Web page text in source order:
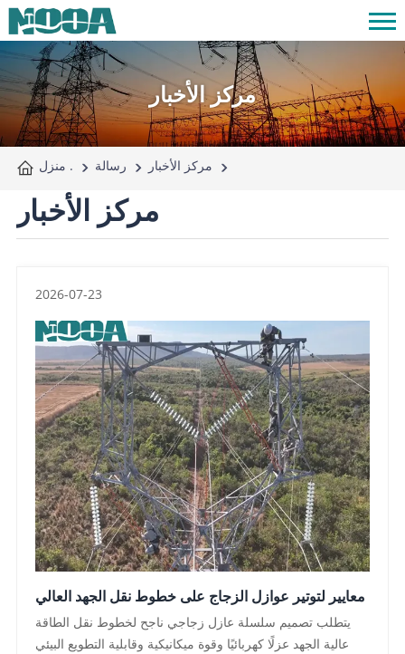
مركز الأخبار
منزل . رسالة مركز الأخبار
مركز الأخبار
2026-07-23
معايير لتوتير عوازل الزجاج على خطوط نقل الجهد العالي
يتطلب تصميم سلسلة عازل زجاجي ناجح لخطوط نقل الطاقة
عالية الجهد عزلًا كهربائيًا وقوة ميكانيكية وقابلية التطويع البيئي